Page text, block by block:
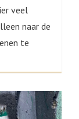
veel
naar de
te